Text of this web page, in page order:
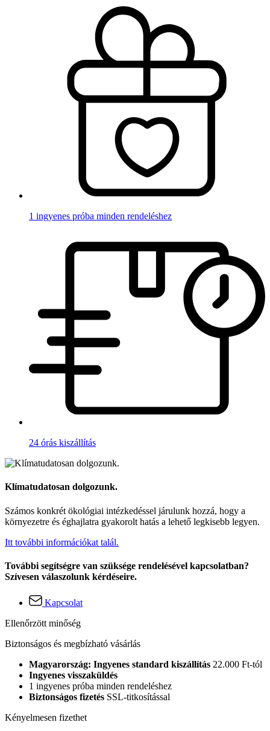
1 ingyenes próba minden rendeléshez
24 órás kiszállítás
Klímatudatosan dolgozunk.
Számos konkrét ökológiai intézkedéssel járulunk hozzá, hogy a
környezetre és éghajlatra gyakorolt hatás a lehető legkisebb legyen.
Itt további információkat talál.
További segítségre van szüksége rendelésével kapcsolatban?
Szívesen válaszolunk kérdéseire.
Kapcsolat
Ellenőrzött minőség
Biztonságos és megbízható vásárlás
Magyarország: Ingyenes standard kiszállítás 22.000 Ft-tól
Ingyenes visszaküldés
1 ingyenes próba minden rendeléshez
Biztonságos fizetés SSL-titkosítással
Kényelmesen fizethet